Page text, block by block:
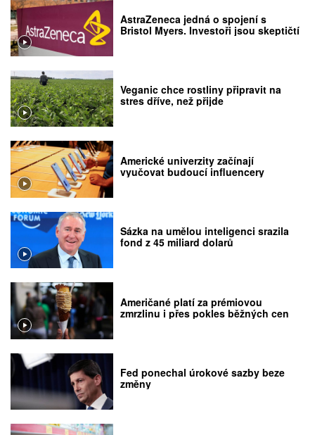
AstraZeneca jedná o spojení s
Bristol Myers. Investoři jsou skeptičtí
Veganic chce rostliny připravit na
stres dříve, než přijde
Americké univerzity začínají
vyučovat budoucí influencery
Sázka na umělou inteligenci srazila
fond z 45 miliard dolarů
Američané platí za prémiovou
zmrzlinu i přes pokles běžných cen
Fed ponechal úrokové sazby beze
změny